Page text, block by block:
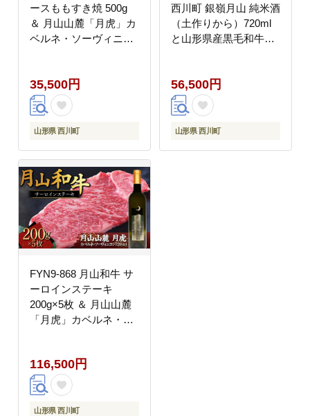
ースももすき焼 500g
＆ 月山山麓「月虎」カ
ベルネ・ソーヴィニヨ
西川町
35,500円
山形県 西川町
西川町 銀嶺月山 純米酒
（土作りから）720ml
と山形県産黒毛和牛
山形県 西川町 日本酒
酒 アルコール スキ焼き
すきやき
56,500円
山形県 西川町
FYN9-868 月山和牛 サ
ーロインステーキ
200g×5枚 ＆ 月山山麓
「月虎」カベルネ・ソ
ワイン 山形県 西川町
116,500円
山形県 西川町